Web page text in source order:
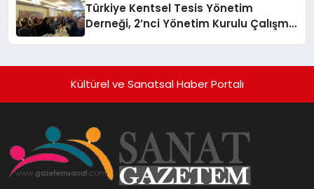
Türkiye Kentsel Tesis Yönetim
Derneği, 2’nci Yönetim Kurulu Çalışma
Kültürel ve Sanatsal Haber Portalı